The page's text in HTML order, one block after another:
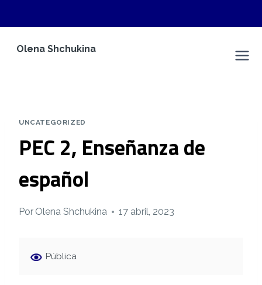
Olena Shchukina
UNCATEGORIZED
PEC 2, Enseñanza de
español
Por Olena Shchukina 17 abril, 2023
Pública